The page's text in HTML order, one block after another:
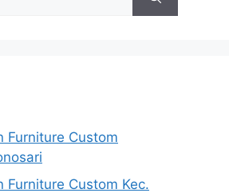
Furniture Custom
Furniture Custom Kec.